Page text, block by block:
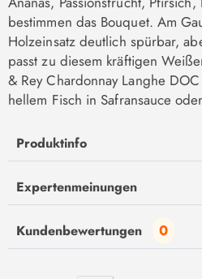
bestimmen das Bouquet. Am
Holzeinsatz deutlich spürbar,
passt zu diesem kräftigen
& Rey Chardonnay Langhe
hellem Fisch in Safransauce
Produktinfo
Expertenmeinungen
Kundenbewertungen 0